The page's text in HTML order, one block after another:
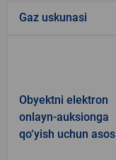
Gaz uskunasi
Obyektni elektron
onlayn-auksionga
qo‘yish uchun asos